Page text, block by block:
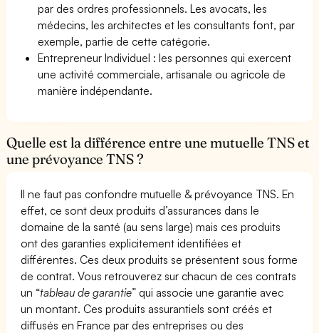
par des ordres professionnels. Les avocats, les
médecins, les architectes et les consultants font, par
exemple, partie de cette catégorie.
Entrepreneur Individuel : les personnes qui exercent
une activité commerciale, artisanale ou agricole de
manière indépendante.
Quelle est la différence entre une mutuelle TNS et
une prévoyance TNS ?
Il ne faut pas confondre mutuelle & prévoyance TNS. En
effet, ce sont deux produits d’assurances dans le
domaine de la santé (au sens large) mais ces produits
ont des garanties explicitement identifiées et
différentes. Ces deux produits se présentent sous forme
de contrat. Vous retrouverez sur chacun de ces contrats
un “tableau de garantie” qui associe une garantie avec
un montant. Ces produits assurantiels sont créés et
diffusés en France par des entreprises ou des